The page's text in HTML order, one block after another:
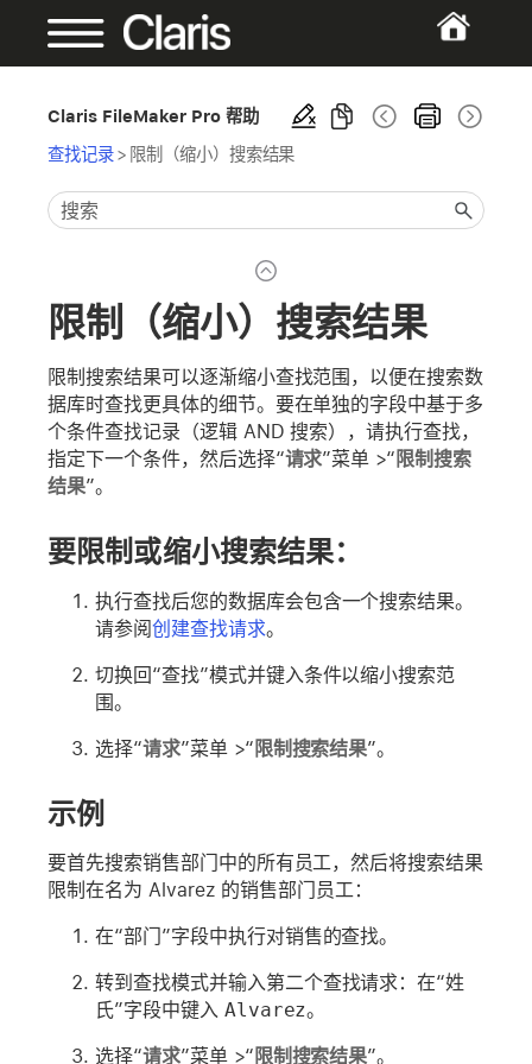
Claris FileMaker Pro 帮助
查找记录> 限制（缩小）搜索结果
限制（缩小）搜索结果
限制搜索结果可以逐渐缩小查找范围，以便在搜索数
据库时查找更具体的细节。要在单独的字段中基于多
个条件查找记录（逻辑 AND 搜索），请执行查找，
指定下一个条件，然后选择“请求”菜单 >“ 限制搜索
结果”。
要限制或缩小搜索结果：
执行查找后您的数据库会包含一个搜索结果。
请参阅创建查找请求。
切换回“查找”模式并键入条件以缩小搜索范
围。
选择“请求”菜单 >“ 限制搜索结果”。
示例
要首先搜索销售部门中的所有员工，然后将搜索结果
限制在名为 Alvarez 的销售部门员工：
在“部门”字段中执行对销售的查找。
转到查找模式并输入第二个查找请求：在“姓
氏”字段中键入 Alvarez。
选择“请求”菜单 >“ 限制搜索结果”。